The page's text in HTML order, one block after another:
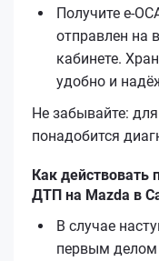
Получите
отправлен на
кабинете.
удобно и
Не забывайте:
понадобится
Как действовать
ДТП на Mazda в
В случае
первым делом